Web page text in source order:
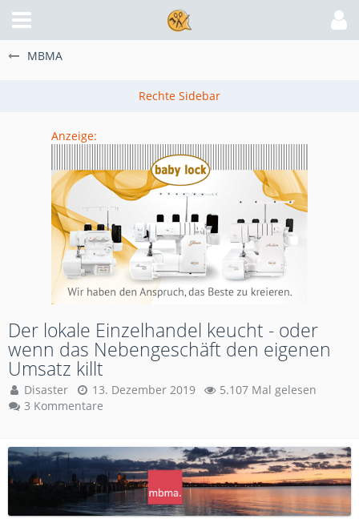
MBMA
Anzeige:
Der lokale Einzelhandel keucht - oder
wenn das Nebengeschäft den eigenen
Umsatz killt
Disaster 13. Dezember 2019
5.107 Mal gelesen
3 Kommentare